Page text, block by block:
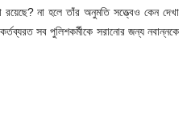
রয়েছে? না হলে তাঁর অনুমতি সত্ত্বেও কেন দেখা
সব পুলিশকর্মীকে সরানোর জন্য নবান্নকে